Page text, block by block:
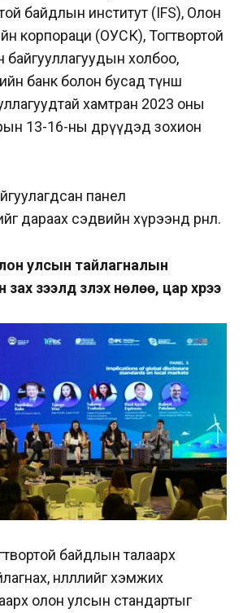
байдлын институт (IFS), Олон
корпораци (ОУСК), Тогтвортой
байгууллагуудын холбоо,
банк болон бусад түнш
хамтран 2023 оны
13-16-ны өдрүүдэд зохион
панел
дараах сэдвийн хүрээнд өрнөлөө.
улсын тайлагналын
зээлд үзүүлэх нөлөө, цар хүрээ
байдлын талаарх
нөлөөллийг хэмжих
олон улсын стандартыг